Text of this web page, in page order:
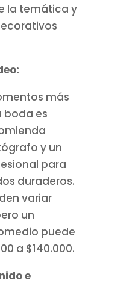
la temática y
más
boda es
y un
para
duraderos.
variar
un
puede
a $140.000.
e